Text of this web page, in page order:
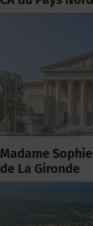
Madame
de La Gironde